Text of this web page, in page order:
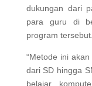
dukungan dari
para guru di
program tersebut.
“Metode ini
dari SD hingga
belajar